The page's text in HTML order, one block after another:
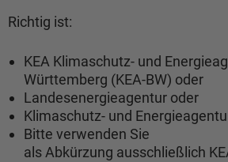
Richtig ist:
KEA Klimaschutz- und
Württemberg (KEA-BW) oder
Landesenergieagentur oder
Klimaschutz- und
Bitte verwenden Sie
als Abkürzung ausschließlich